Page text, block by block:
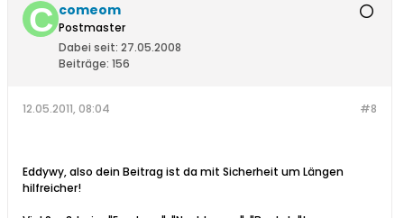
comeom
Postmaster
Dabei seit: 27.05.2008
Beiträge: 156
#8
12.05.2011, 08:04
Eddywy, also dein Beitrag ist da mit Sicherheit um Längen
hilfreicher!